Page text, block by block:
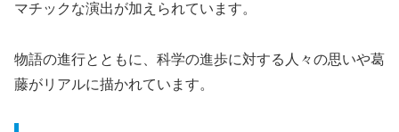
マチックな演出が加えられています。
物語の進行とともに、科学の進歩に対する人々の思いや葛
藤がリアルに描かれています。